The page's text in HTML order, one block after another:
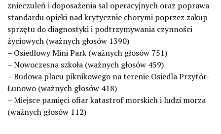
znieczuleń i doposażenia sal operacyjnych oraz poprawa
standardu opieki nad krytycznie chorymi poprzez zakup
sprzętu do diagnostyki i podtrzymywania czynności
życiowych (ważnych głosów 1390)
– Osiedlowy Mini Park (ważnych głosów 751)
– Nowoczesna szkoła (ważnych głosów 459)
– Budowa placu piknikowego na terenie Osiedla Przytór-
Łunowo (ważnych głosów 418)
– Miejsce pamięci ofiar katastrof morskich i ludzi morza
(ważnych głosów 112)